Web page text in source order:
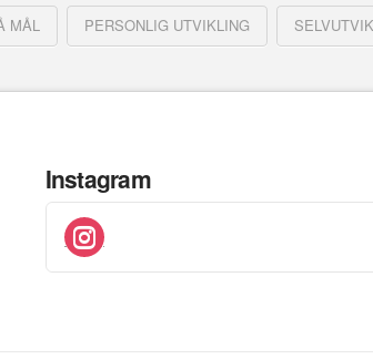
MÅL PERSONLIG UTVIKLING
Instagram
instagram